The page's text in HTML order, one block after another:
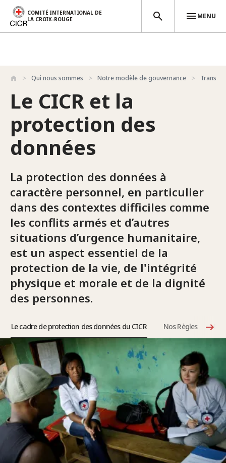
Aller au contenu principal
COMITÉ INTERNATIONAL DE
LA CROIX-ROUGE
MENU
Qui nous sommes Notre modèle de gouvernance
Le CICR et la
protection des
données
La protection des données à
caractère personnel, en particulier
dans des contextes difficiles comme
les conflits armés et d’autres
situations d’urgence humanitaire,
est un aspect essentiel de la
protection de la vie, de l'intégrité
physique et morale et de la dignité
des personnes.
Le cadre de protection des données du CICR Nos Règles